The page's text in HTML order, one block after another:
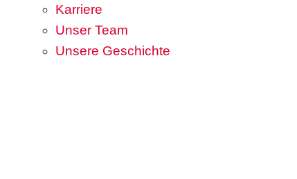
Karriere
Unser Team
Unsere Geschichte